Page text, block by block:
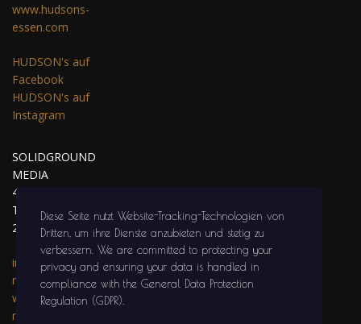
www.hudsons-
essen.com
HUDSON's auf
Facebook
HUDSON's auf
Instagram
SOLIDGROUND
MEDIA
47441 MOERS
Tel.: 02841 / 999
29 81
info@solidground-
media.com
www.solidground-
media.com
Diese Seite nutzt Website-Tracking-Technologien von
Dritten, um ihre Dienste anzubieten und stetig zu
verbessern . We are committed to protecting your
privacy and ensuring your data is handled in
compliance with the General Data Protection
Regulation (GDPR)